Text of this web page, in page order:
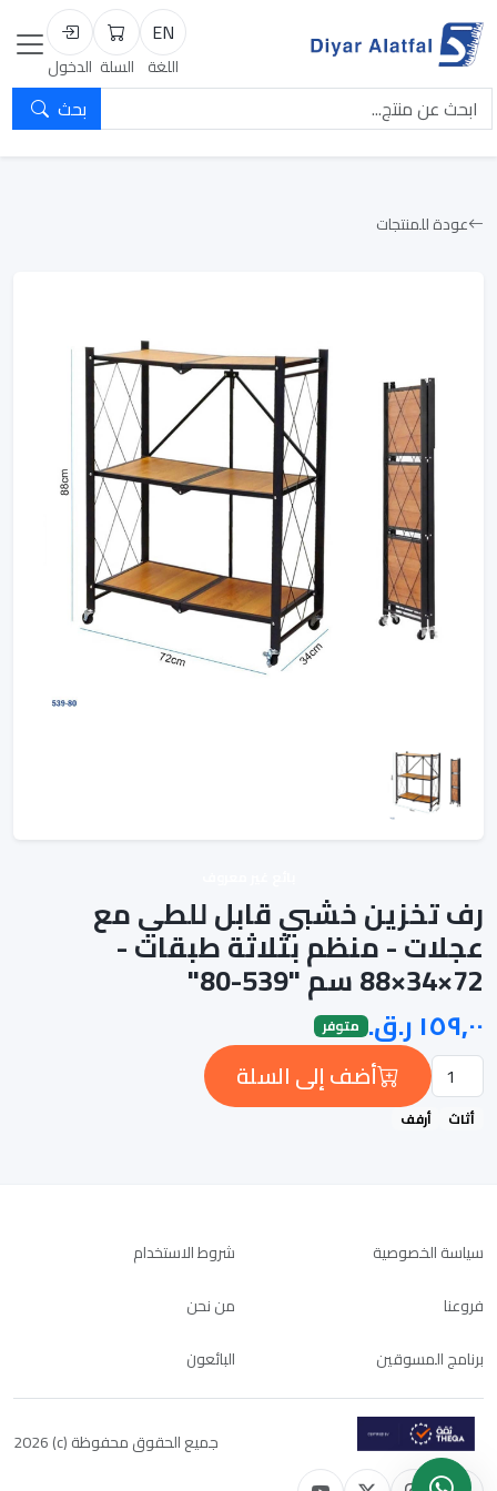
EN
اللغة
السلة
السلة
تسجيل
الدخول
بحث
عودة للمنتجات
رف تخزين خشبي قابل للطي مع
عجلات - منظم بثلاثة طبقات -
72×34×88 سم "539-80"
متوفر
أضف إلى السلة
أثاث أرفف
سياسة الخصوصية
شروط الاستخدام
فروعنا
من نحن
برنامج المسوقين
البائعون
جميع الحقوق محفوظة (c) 2026